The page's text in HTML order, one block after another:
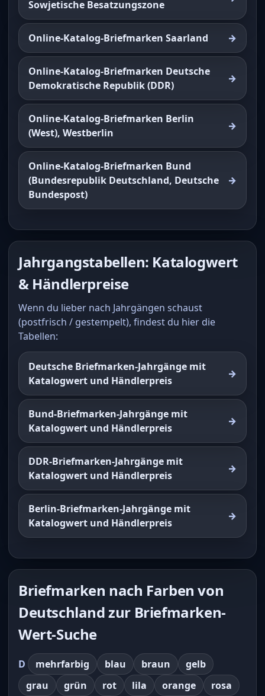
Sowjetische Besatzungszone
Online-Katalog-Briefmarken Saarland
Online-Katalog-Briefmarken Deutsche
Demokratische Republik (DDR)
Online-Katalog-Briefmarken Berlin
(West), Westberlin
Online-Katalog-Briefmarken Bund
(Bundesrepublik Deutschland, Deutsche
Bundespost)
Jahrgangstabellen: Katalogwert
& Händlerpreise
Wenn du lieber nach Jahrgängen schaust
(postfrisch / gestempelt), findest du hier die
Tabellen:
Deutsche Briefmarken-Jahrgänge mit
Katalogwert und Händlerpreis
Bund-Briefmarken-Jahrgänge mit
Katalogwert und Händlerpreis
DDR-Briefmarken-Jahrgänge mit
Katalogwert und Händlerpreis
Berlin-Briefmarken-Jahrgänge mit
Katalogwert und Händlerpreis
Briefmarken nach Farben von
Deutschland zur Briefmarken-
Wert-Suche
D mehrfarbig blau braun
gelb
grau
grün rot lila orange
rosa